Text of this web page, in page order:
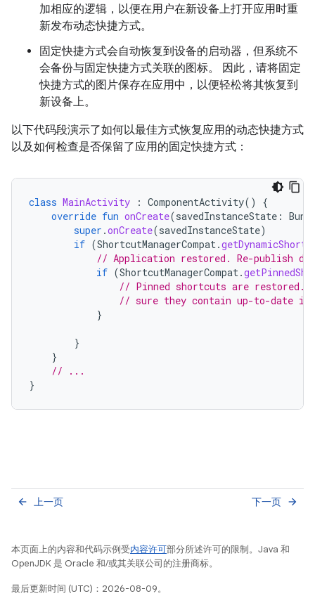
加相应的逻辑，以便在用户在新设备上打开应用时重
新发布动态快捷方式。
固定快捷方式会自动恢复到设备的启动器，但系统不
会备份与固定快捷方式关联的图标。 因此，请将固定
快捷方式的图片保存在应用中，以便轻松将其恢复到
新设备上。
以下代码段演示了如何以最佳方式恢复应用的动态快捷方式
以及如何检查是否保留了应用的固定快捷方式：
class MainActivity : ComponentActivity()
{
override fun onCreate(savedInstanceState :
super .onCreate(savedInstanceState)
if (ShortcutManagerCompat.
// Application restored. Re-publish
if (ShortcutManagerCompat.
// Pinned shortcuts are restored.
// sure they contain up-to-date
}
}
}
// ...
}
上一页
arrow_back 下一页 arrow_forward
本页面上的内容和代码示例受内容许可部分所述许可的限制。Java 和
OpenJDK 是 Oracle 和/或其关联公司的注册商标。
最后更新时间 (UTC)：2026-08-09。